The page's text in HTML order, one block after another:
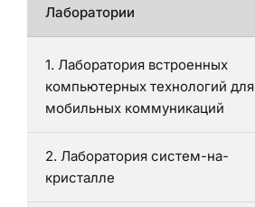
Лаборатории
1. Лаборатория встроенных
компьютерных технологий для
мобильных коммуникаций
2. Лаборатория систем-на-
кристалле